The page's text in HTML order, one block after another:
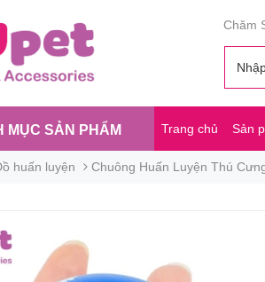
Chăm
MỤC SẢN PHẨM Trang chủ Sản
huấn luyện Chuông Huấn Luyện Thú